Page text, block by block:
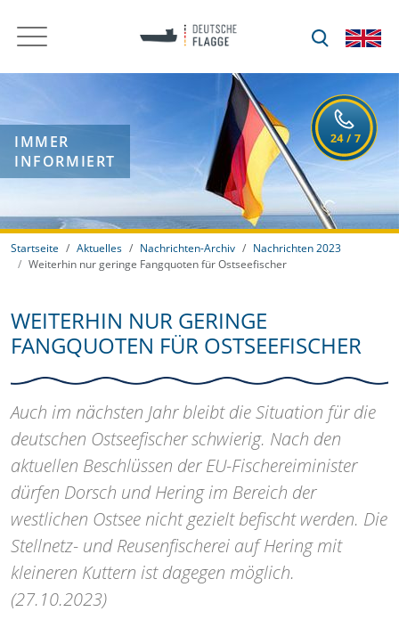
IMMER
INFORMIERT
Startseite Aktuelles Nachrichten-Archiv
Nachrichten 2023
Weiterhin nur geringe Fangquoten für Ostseefischer
WEITERHIN NUR GERINGE
FANGQUOTEN FÜR OSTSEEFISCHER
Auch im nächsten Jahr bleibt die Situation für die
deutschen Ostseefischer schwierig. Nach den
aktuellen Beschlüssen der EU-Fischereiminister
dürfen Dorsch und Hering im Bereich der
westlichen Ostsee nicht gezielt befischt werden. Die
Stellnetz- und Reusenfischerei auf Hering mit
kleineren Kuttern ist dagegen möglich.
(27.10.2023)